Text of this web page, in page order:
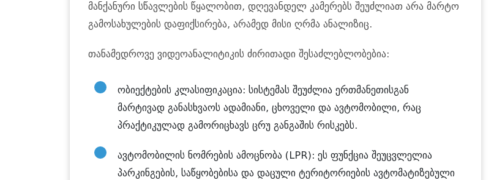
მანქანური სწავლების წყალობით, დღევანდელ კამერებს შეუძლიათ არა მარტო
გამოსახულების დაფიქსირება, არამედ მისი ღრმა ანალიზიც.
თანამედროვე ვიდეოანალიტიკის ძირითადი შესაძლებლობებია:
ობიექტების კლასიფიკაცია: სისტემას შეუძლია ერთმანეთისგან
მარტივად განასხვაოს ადამიანი, ცხოველი და ავტომობილი, რაც
პრაქტიკულად გამორიცხავს ცრუ განგაშის რისკებს.
ავტომობილის ნომრების ამოცნობა (LPR): ეს ფუნქცია შეუცვლელია
პარკინგების, საწყობებისა და დაცული ტერიტორიების ავტომატიზებული